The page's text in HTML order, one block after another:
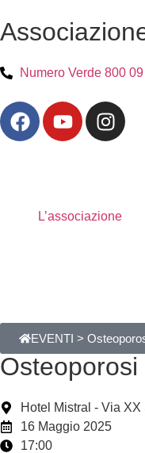
Numero Verde 800
L’associazione
EVENTI >
Hotel Mistral - Via
16 Maggio 2025
17:00